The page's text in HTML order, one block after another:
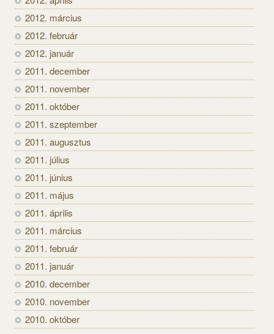
2012. március
2012. február
2012. január
2011. december
2011. november
2011. október
2011. szeptember
2011. augusztus
2011. július
2011. június
2011. május
2011. április
2011. március
2011. február
2011. január
2010. december
2010. november
2010. október